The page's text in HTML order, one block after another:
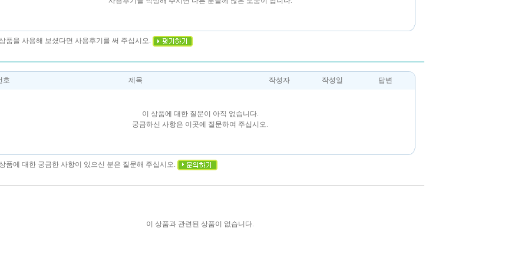
품을 사용해 보셨다면 사용후기를 써 주십시오.
호 제목 작성자 작성일 답변
이 상품에 대한 질문이 아직 없습니다.
궁금하신 사항은 이곳에 질문하여 주십시오.
품에 대한 궁금한 사항이 있으신 분은 질문해 주십시오.
이 상품과 관련된 상품이 없습니다.